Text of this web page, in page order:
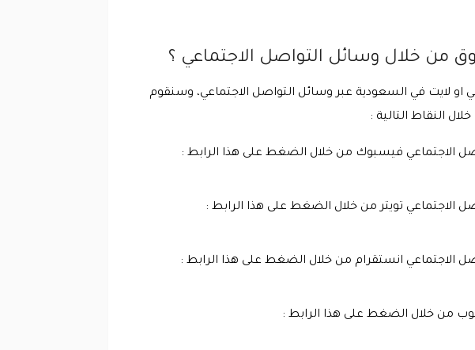
من خلال وسائل التواصل الاجتماعي ؟
او لايت في السعودية عبر وسائل التواصل الاجتماعي، وسنقوم
النقاط التالية :
الاجتماعي فيسبوك من خلال الضغط على هذا الرابط :
الاجتماعي تويتر من خلال الضغط على هذا الرابط :
الاجتماعي انستقرام من خلال الضغط على هذا الرابط :
من خلال الضغط على هذا الرابط :